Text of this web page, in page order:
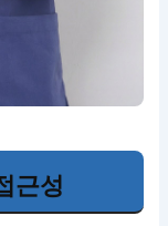
근성